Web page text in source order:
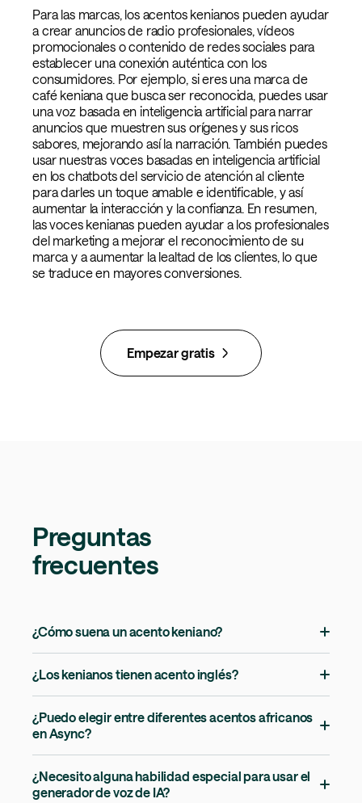
Para las marcas, los acentos kenianos pueden ayudar
a crear anuncios de radio profesionales, vídeos
promocionales o contenido de redes sociales para
establecer una conexión auténtica con los
consumidores. Por ejemplo, si eres una marca de
café keniana que busca ser reconocida, puedes usar
una voz basada en inteligencia artificial para narrar
anuncios que muestren sus orígenes y sus ricos
sabores, mejorando así la narración. También puedes
usar nuestras voces basadas en inteligencia artificial
en los chatbots del servicio de atención al cliente
para darles un toque amable e identificable, y así
aumentar la interacción y la confianza. En resumen,
las voces kenianas pueden ayudar a los profesionales
del marketing a mejorar el reconocimiento de su
marca y a aumentar la lealtad de los clientes, lo que
se traduce en mayores conversiones.
Empezar gratis
Preguntas
frecuentes
¿Cómo suena un acento keniano?
¿Los kenianos tienen acento inglés?
¿Puedo elegir entre diferentes acentos africanos
en Async?
¿Necesito alguna habilidad especial para usar el
generador de voz de IA?